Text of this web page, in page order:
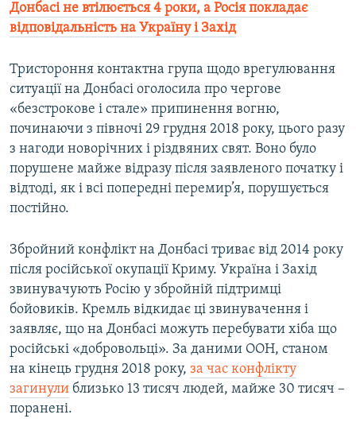
Донбасі не втілюється 4 роки, а Росія покладає
відповідальність на Україну і Захід
Тристороння контактна група щодо врегулювання
ситуації на Донбасі оголосила про чергове
«безстрокове і стале» припинення вогню,
починаючи з півночі 29 грудня 2018 року, цього разу
з нагоди новорічних і різдвяних свят. Воно було
порушене майже відразу після заявленого початку і
відтоді, як і всі попередні перемир’я, порушується
постійно.
Збройний конфлікт на Донбасі триває від 2014 року
після російської окупації Криму. Україна і Захід
звинувачують Росію у збройній підтримці
бойовиків. Кремль відкидає ці звинувачення і
заявляє, що на Донбасі можуть перебувати хіба що
російські «добровольці». За даними ООН, станом
на кінець грудня 2018 року, за час конфлікту
загинули близько 13 тисяч людей, майже 30 тисяч –
поранені.